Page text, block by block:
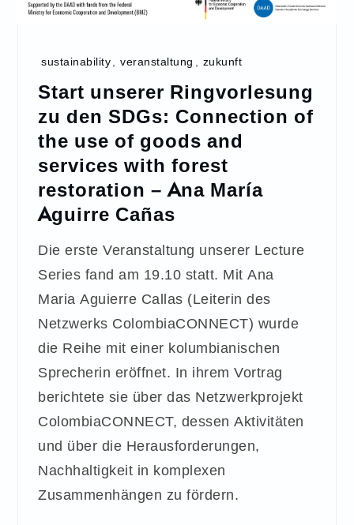
sustainability veranstaltung zukunft
Start unserer Ringvorlesung
zu den SDGs: Connection of
the use of goods and
services with forest
restoration – Ana María
Aguirre Cañas
Die erste Veranstaltung unserer Lecture
Series fand am 19.10 statt. Mit Ana
Maria Aguierre Callas (Leiterin des
Netzwerks ColombiaCONNECT) wurde
die Reihe mit einer kolumbianischen
Sprecherin eröffnet. In ihrem Vortrag
berichtete sie über das Netzwerkprojekt
ColombiaCONNECT, dessen Aktivitäten
und über die Herausforderungen,
Nachhaltigkeit in komplexen
Zusammenhängen zu fördern.